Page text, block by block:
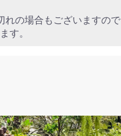
れの場合もございますので
す。